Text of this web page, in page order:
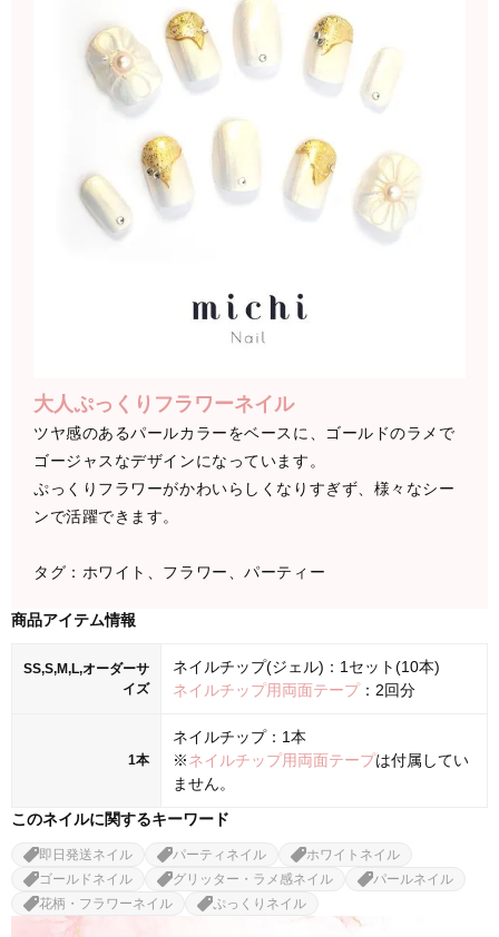
大人ぷっくりフラワーネイル
ツヤ感のあるパールカラーをベースに、ゴールドのラメで
ゴージャスなデザインになっています。
ぷっくりフラワーがかわいらしくなりすぎず、様々なシー
ンで活躍できます。
タグ：ホワイト、フラワー、パーティー
商品アイテム情報
SS,S,M,L,オーダーサ
イズ
ネイルチップ(ジェル)：1セット(10本)
ネイルチップ用両面テープ：2回分
1本
ネイルチップ：1本
※ネイルチップ用両面テープは付属してい
ません。
このネイルに関するキーワード
即日発送ネイル パーティネイル
ホワイトネイル
ゴールドネイル
グリッター・ラメ感ネイル
パールネイル
花柄・フラワーネイル
ぷっくりネイル